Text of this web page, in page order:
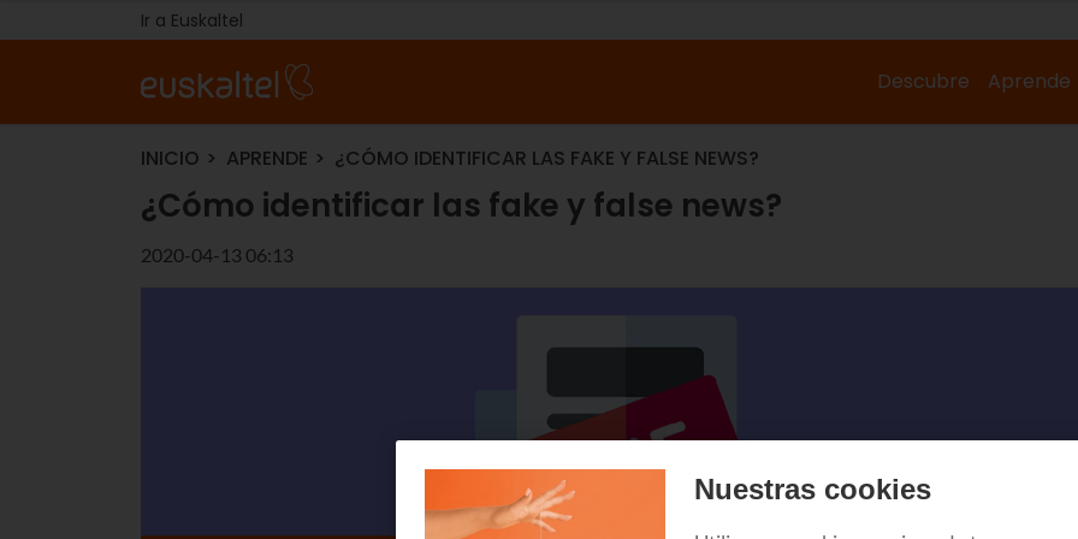
Ir a Euskaltel
Descubre Aprende
INICIO APRENDE ¿CÓMO IDENTIFICAR LAS FAKE Y FALSE NEWS?
¿Cómo identificar las fake y false news?
2020-04-13 06:13
Nuestras cookies